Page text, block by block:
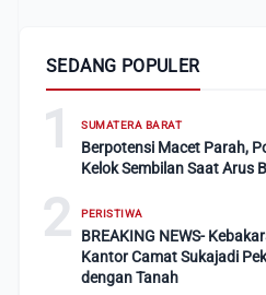
SEDANG POPULER
1 SUMATERA BARAT
Berpotensi Macet Parah,
Kelok Sembilan Saat Arus
2 PERISTIWA
BREAKING NEWS-
Kantor Camat Sukajadi
dengan Tanah